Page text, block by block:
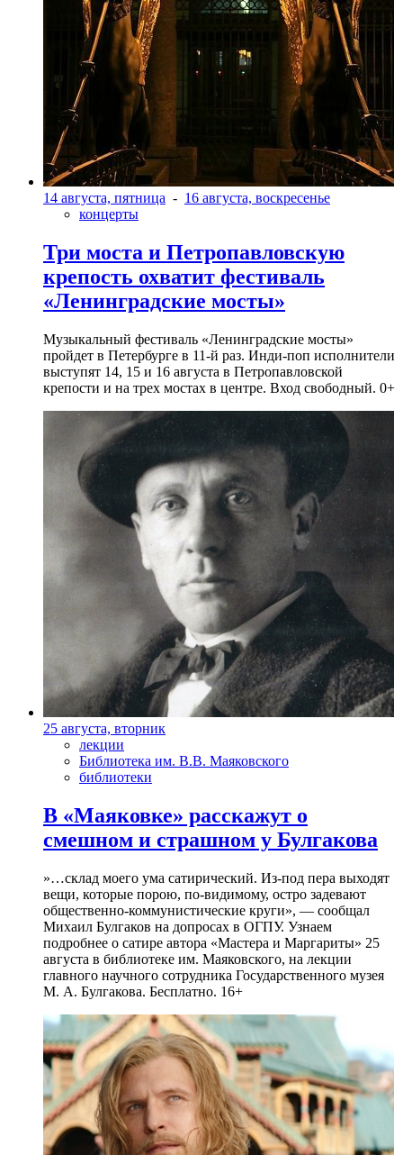
14 августа, пятница - 16 августа, воскресенье
концерты
Три моста и Петропавловскую
крепость охватит фестиваль
«Ленинградские мосты»
Музыкальный фестиваль «Ленинградские мосты»
пройдет в Петербурге в 11-й раз. Инди-поп исполнители
выступят 14, 15 и 16 августа в Петропавловской
крепости и на трех мостах в центре. Вход свободный. 0+
25 августа, вторник
лекции
Библиотека им. В.В. Маяковского
библиотеки
В «Маяковке» расскажут о
смешном и страшном у Булгакова
»…склад моего ума сатирический. Из-под пера выходят
вещи, которые порою, по-видимому, остро задевают
общественно-коммунистические круги», — сообщал
Михаил Булгаков на допросах в ОГПУ. Узнаем
подробнее о сатире автора «Мастера и Маргариты» 25
августа в библиотеке им. Маяковского, на лекции
главного научного сотрудника Государственного музея
М. А. Булгакова. Бесплатно. 16+